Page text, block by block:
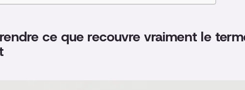
ce que recouvre vraiment le